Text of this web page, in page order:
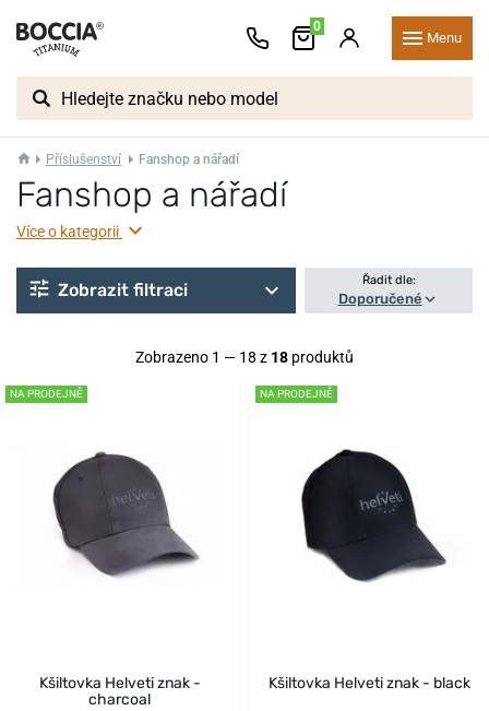
0
Menu
Příslušenství Fanshop a nářadí
Fanshop a nářadí
Více o kategorii
Zobrazit filtraci Řadit dle:
Doporučené
Zobrazeno 1 — 18 z 18 produktů
NA PRODEJNĚ
Kšiltovka Helveti znak -
charcoal
NA PRODEJNĚ
Kšiltovka Helveti znak - black